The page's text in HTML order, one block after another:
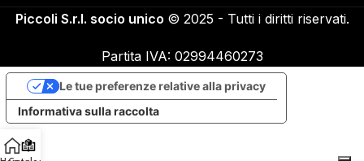
Piccoli S.r.l. socio unico © 2025 - Tutti i diritti riservati.
Partita IVA: 02994460273
Informativa sulla raccolta
Le tue preferenze relative alla privacy